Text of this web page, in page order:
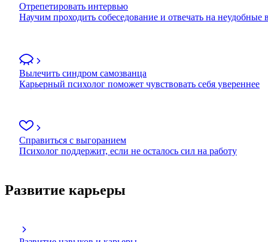
Отрепетировать интервью
Научим проходить собеседование и отвечать на неудобные
Вылечить синдром самозванца
Карьерный психолог поможет чувствовать себя увереннее
Справиться с выгоранием
Психолог поддержит, если не осталось сил на работу
Развитие карьеры